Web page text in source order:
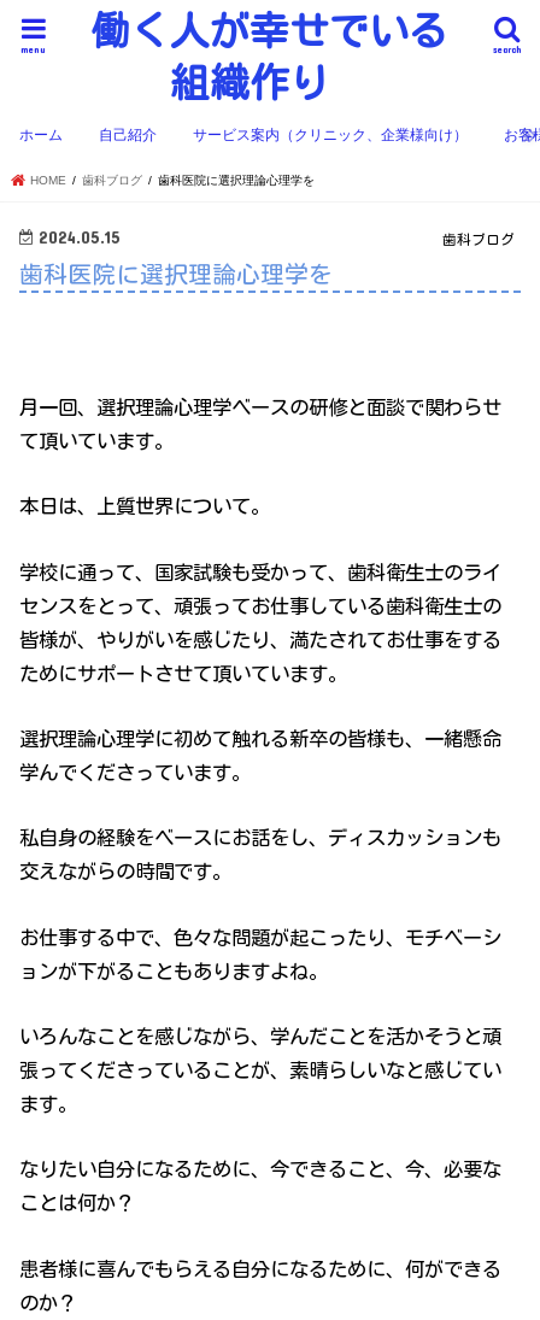
働く人が幸せでいる
組織作り
search
menu
ホーム 自己紹介 サービス案内（クリニック、企業様向け） お客
HOME 歯科ブログ 歯科医院に選択理論心理学を
歯科ブログ
2024.05.15
歯科医院に選択理論心理学を
月一回、選択理論心理学ベースの研修と面談で関わらせ
て頂いています。
本日は、上質世界について。
学校に通って、国家試験も受かって、歯科衛生士のライ
センスをとって、頑張ってお仕事している歯科衛生士の
皆様が、やりがいを感じたり、満たされてお仕事をする
ためにサポートさせて頂いています。
選択理論心理学に初めて触れる新卒の皆様も、一緒懸命
学んでくださっています。
私自身の経験をベースにお話をし、ディスカッションも
交えながらの時間です。
お仕事する中で、色々な問題が起こったり、モチベーシ
ョンが下がることもありますよね。
いろんなことを感じながら、学んだことを活かそうと頑
張ってくださっていることが、素晴らしいなと感じてい
ます。
なりたい自分になるために、今できること、今、必要な
ことは何か？
患者様に喜んでもらえる自分になるために、何ができる
のか？